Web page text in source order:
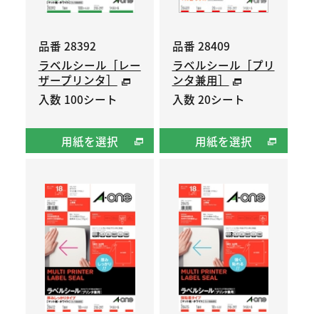
品番 28392
ラベルシール［レー
ザープリンタ］
入数 100シート
用紙を選択
品番 28409
ラベルシール［プリ
ンタ兼用］
入数 20シート
用紙を選択